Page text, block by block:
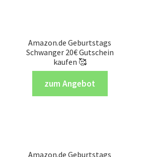
Amazon.de Geburtstags
Schwanger 20€ Gutschein
kaufen 🥰
zum Angebot
Amazon.de Geburtstags